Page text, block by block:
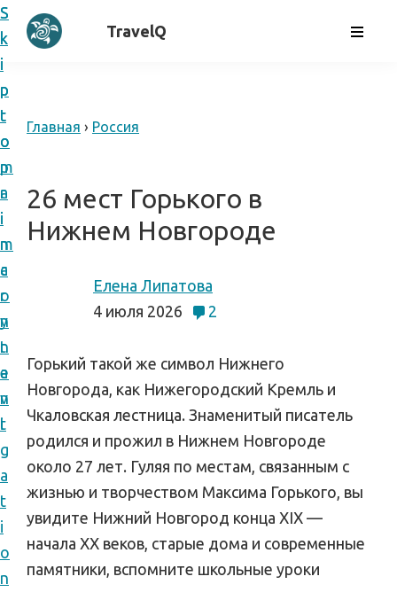
S
k
i
p
t
o
p
r
i
m
a
r
y
n
a
v
i
g
a
t
i
o
n
S
k
i
p
t
o
m
a
i
n
c
o
n
t
e
n
t
TravelQ
я
т
л
ь
ы
е
п
у
т
е
ш
е
с
Главная › Россия
26 мест Горького в
Нижнем Новгороде
Елена Липатова
4 июля 2026
2
Горький такой же символ Нижнего
Новгорода, как Нижегородский Кремль и
Чкаловская лестница. Знаменитый писатель
родился и прожил в Нижнем Новгороде
около 27 лет. Гуляя по местам, связанным с
жизнью и творчеством Максима Горького, вы
увидите Нижний Новгород конца XIX —
начала XX веков, старые дома и современные
памятники, вспомните школьные уроки